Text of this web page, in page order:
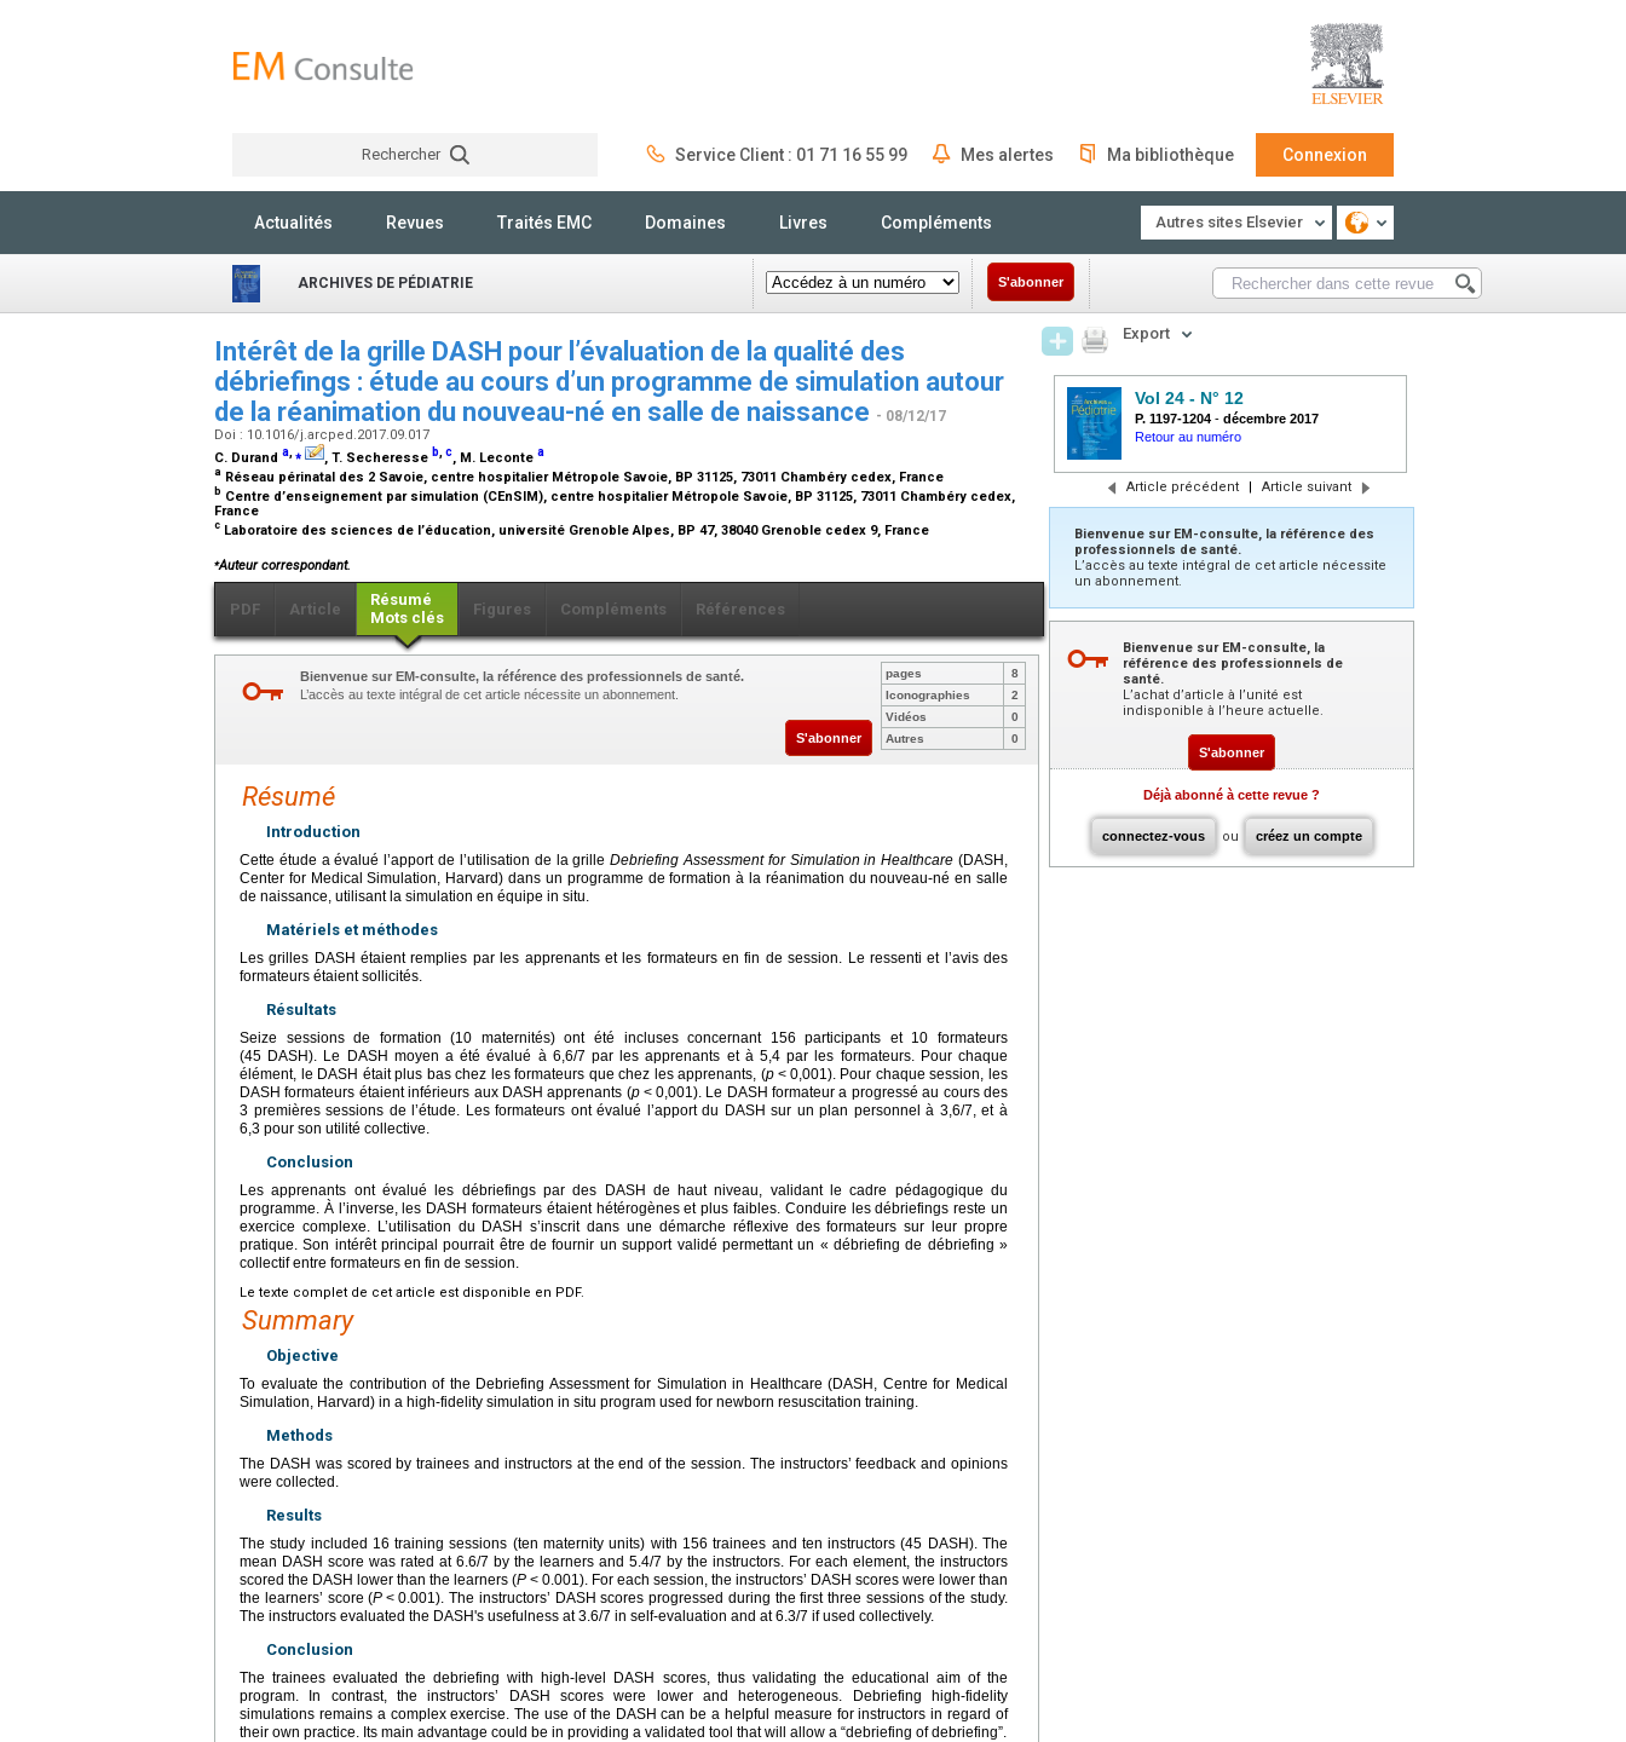
Rechercher Service Client : 01 71 16 55 99 Mes alertes Ma bibliothèque Connexion
Actualités Revues Traités EMC Domaines Livres Compléments Autres sites Elsevier
ARCHIVES DE PÉDIATRIE S'abonner
Intérêt de la grille DASH pour l’évaluation de la qualité des
débriefings : étude au cours d’un programme de simulation autour
de la réanimation du nouveau-né en salle de naissance - 08/12/17
Doi : 10.1016/j.arcped.2017.09.017
C. Durand a,⁎ , T. Secheresse b,c, M. Leconte a
a Réseau périnatal des 2 Savoie, centre hospitalier Métropole Savoie, BP 31125, 73011 Chambéry cedex, France
b Centre d’enseignement par simulation (CEnSIM), centre hospitalier Métropole Savoie, BP 31125, 73011 Chambéry cedex,
France
c Laboratoire des sciences de l’éducation, université Grenoble Alpes, BP 47, 38040 Grenoble cedex 9, France
⁎Auteur correspondant.
PDF Article
Résumé
Mots clés
Figures Compléments Références
Bienvenue sur EM-consulte, la référence des professionnels de santé.
L’accès au texte intégral de cet article nécessite un abonnement.
S'abonner
pages
8
Iconographies
2
Vidéos
0
Autres
0
Résumé
Introduction
Cette étude a évalué l’apport de l’utilisation de la grilleDebriefing Assessment for Simulation in Healthcare (DASH,
Center for Medical Simulation, Harvard) dans un programme de formation à la réanimation du nouveau-né en salle
de naissance, utilisant la simulation en équipe in situ.
Matériels et méthodes
Les grilles DASH étaient remplies par les apprenants et les formateurs en fin de session. Le ressenti et l’avis des
formateurs étaient sollicités.
Résultats
Seize sessions de formation (10 maternités) ont été incluses concernant 156 participants et 10 formateurs
(45 DASH). Le DASH moyen a été évalué à 6,6/7 par les apprenants et à 5,4 par les formateurs. Pour chaque
élément, le DASH était plus bas chez les formateurs que chez les apprenants, (p < 0,001). Pour chaque session, les
DASH formateurs étaient inférieurs aux DASH apprenants (p < 0,001). Le DASH formateur a progressé au cours des
3 premières sessions de l’étude. Les formateurs ont évalué l’apport du DASH sur un plan personnel à 3,6/7, et à
6,3 pour son utilité collective.
Conclusion
Les apprenants ont évalué les débriefings par des DASH de haut niveau, validant le cadre pédagogique du
programme. À l’inverse, les DASH formateurs étaient hétérogènes et plus faibles. Conduire les débriefings reste un
exercice complexe. L’utilisation du DASH s’inscrit dans une démarche réflexive des formateurs sur leur propre
pratique. Son intérêt principal pourrait être de fournir un support validé permettant un « débriefing de débriefing »
collectif entre formateurs en fin de session.
Le texte complet de cet article est disponible en PDF.
Summary
Objective
To evaluate the contribution of the Debriefing Assessment for Simulation in Healthcare (DASH, Centre for Medical
Simulation, Harvard) in a high-fidelity simulation in situ program used for newborn resuscitation training.
Methods
The DASH was scored by trainees and instructors at the end of the session. The instructors’ feedback and opinions
were collected.
Results
The study included 16 training sessions (ten maternity units) with 156 trainees and ten instructors (45 DASH). The
mean DASH score was rated at 6.6/7 by the learners and 5.4/7 by the instructors. For each element, the instructors
scored the DASH lower than the learners (P < 0.001). For each session, the instructors’ DASH scores were lower than
the learners’ score (P < 0.001). The instructors’ DASH scores progressed during the first three sessions of the study.
The instructors evaluated the DASH's usefulness at 3.6/7 in self-evaluation and at 6.3/7 if used collectively.
Conclusion
The trainees evaluated the debriefing with high-level DASH scores, thus validating the educational aim of the
program. In contrast, the instructors’ DASH scores were lower and heterogeneous. Debriefing high-fidelity
simulations remains a complex exercise. The use of the DASH can be a helpful measure for instructors in regard of
their own practice. Its main advantage could be in providing a validated tool that will allow a “debriefing of debriefing”.
Export
Vol 24 - N° 12
P. 1197-1204 - décembre 2017
Retour au numéro
Article précédent | Article suivant
Bienvenue sur EM-consulte, la référence des
professionnels de santé.
L’accès au texte intégral de cet article nécessite
un abonnement.
Bienvenue sur EM-consulte, la
référence des professionnels de
santé.
L’achat d’article à l’unité est
indisponible à l’heure actuelle.
S'abonner
Déjà abonné à cette revue ?
connectez-vous ou créez un compte